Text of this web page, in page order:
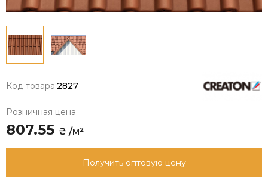
Код товара:2827
Розничная цена
807.55 ₴ /м²
Получить оптовую цену